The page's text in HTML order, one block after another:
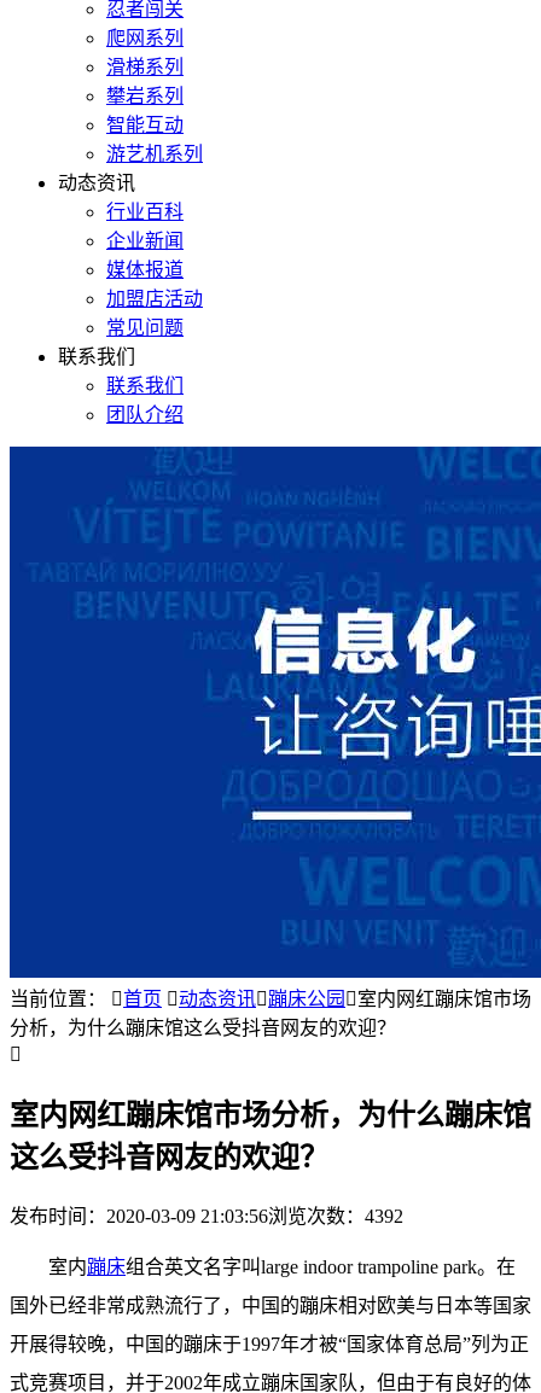
忍者闯关
爬网系列
滑梯系列
攀岩系列
智能互动
游艺机系列
动态资讯
行业百科
企业新闻
媒体报道
加盟店活动
常见问题
联系我们
联系我们
团队介绍
当前位置： 首页 动态资讯蹦床公园 室内网红蹦床馆市场
分析，为什么蹦床馆这么受抖音网友的欢迎？

室内网红蹦床馆市场分析，为什么蹦床馆
这么受抖音网友的欢迎？
发布时间： 2020-03-09 21:03:56浏览次数：4392
室内蹦床组合英文名字叫large indoor trampoline park。在
国外已经非常成熟流行了，中国的蹦床相对欧美与日本等国家
开展得较晚，中国的蹦床于1997年才被“国家体育总局”列为正
式竞赛项目，并于2002年成立蹦床国家队，但由于有良好的体